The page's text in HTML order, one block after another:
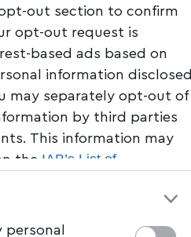
out section to confirm
opt-out request is
based ads based on
information disclosed
may separately opt-out of
by third parties
This information may
the IAB’s List of